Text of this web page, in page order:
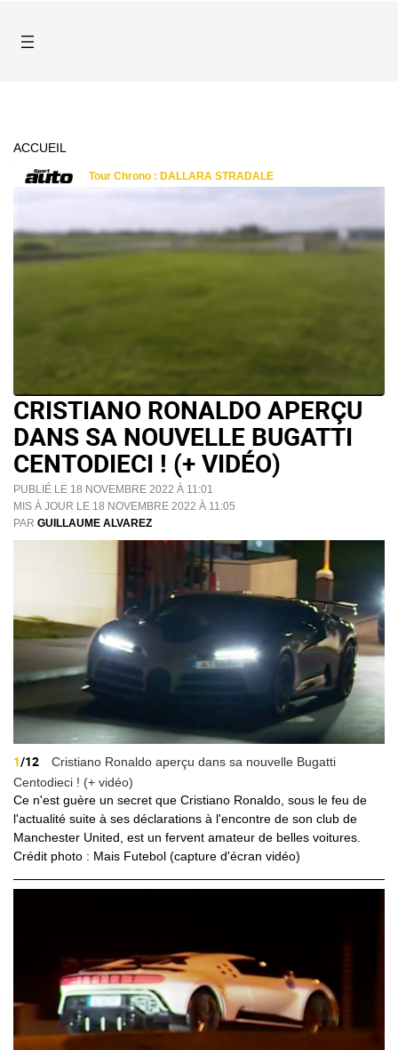
ACCUEIL
CRISTIANO RONALDO APERÇU
DANS SA NOUVELLE BUGATTI
CENTODIECI ! (+ VIDÉO)
PUBLIÉ LE 18 NOVEMBRE 2022 À 11:01
MIS À JOUR LE 18 NOVEMBRE 2022 À 11:05
PAR GUILLAUME ALVAREZ
1/12
Cristiano Ronaldo aperçu dans sa nouvelle Bugatti
Centodieci ! (+ vidéo)
Ce n'est guère un secret que Cristiano Ronaldo, sous le feu de
l'actualité suite à ses déclarations à l'encontre de son club de
Manchester United, est un fervent amateur de belles voitures.
Crédit photo : Mais Futebol (capture d'écran vidéo)